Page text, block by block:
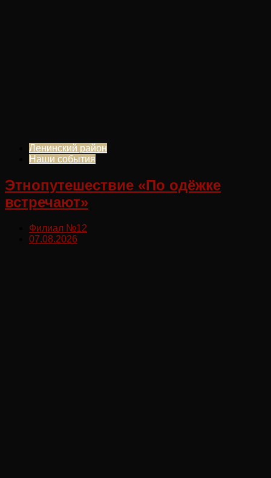
Ленинский район
Наши события
Этнопутешествие «По одёжке
встречают»
Филиал №12
07.08.2026